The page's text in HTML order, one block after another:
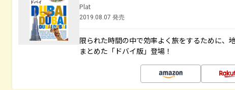
Plat
2019.08.07 発売
限られた時間の中で効率よく旅をするために、
まとめた「ドバイ版」登場！